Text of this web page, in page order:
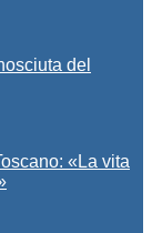
del
«La vita